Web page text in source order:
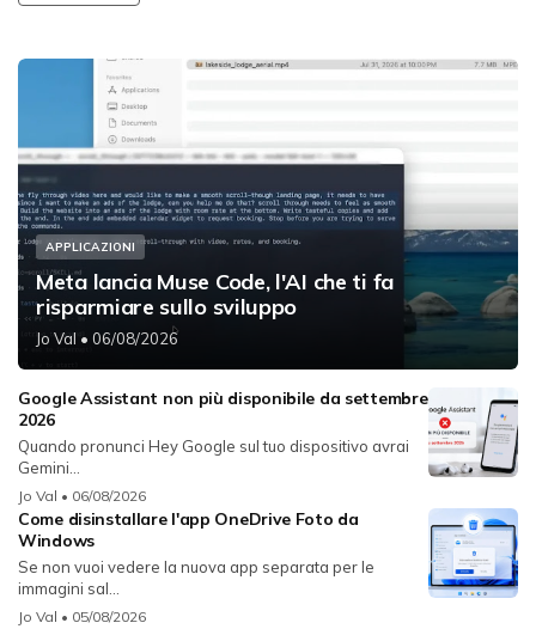
APPLICAZIONI
Meta lancia Muse Code, l'AI che ti fa
risparmiare sullo sviluppo
Jo Val • 06/08/2026
Google Assistant non più disponibile da settembre
2026
Quando pronunci Hey Google sul tuo dispositivo avrai
Gemini...
Jo Val • 06/08/2026
Come disinstallare l'app OneDrive Foto da
Windows
Se non vuoi vedere la nuova app separata per le
immagini sal...
Jo Val • 05/08/2026